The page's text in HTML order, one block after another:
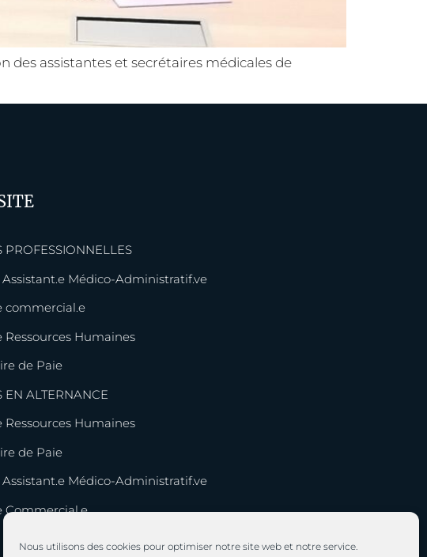
Nous utilisons des cookies pour optimiser notre site web et notre service.
des assistantes et secrétaires médicales de
PROFESSIONNELLES
Assistant.e Médico-Administratif.ve
commercial.e
Ressources Humaines
de Paie
EN ALTERNANCE
Ressources Humaines
de Paie
Assistant.e Médico-Administratif.ve
Commercial.e